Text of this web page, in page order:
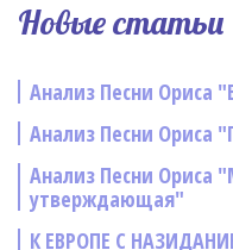
Новые статьи
Анализ Песни Ориса
Анализ Песни Ориса
Анализ Песни Ориса
утверждающая"
К ЕВРОПЕ С